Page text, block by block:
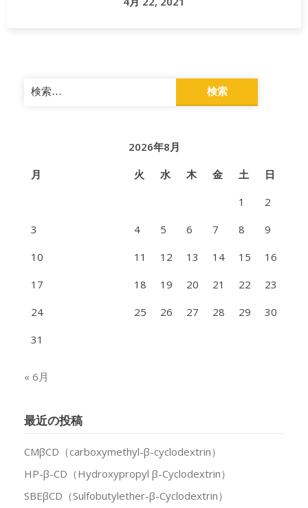
検
索:
2026年8月
月
火 水 木 金 土
日
1
2
3
4 5 6 7 8
9
10
11 12 13 14 15
16
17
18 19 20 21 22
23
24
25 26 27 28 29
30
31
« 6月
最近の投稿
CMβCD（carboxymethyl-β-cyclodextrin）
HP-β-CD（Hydroxypropyl β-Cyclodextrin）
SBEβCD（Sulfobutylether-β-Cyclodextrin）